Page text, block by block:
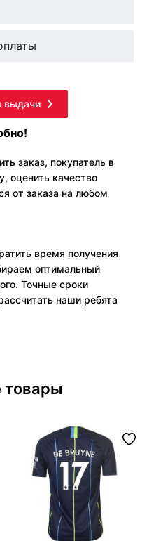
выдачи
заказ, покупатель в
оценить качество
от заказа на любом
время получения
оптимальный
Точные сроки
наши ребята